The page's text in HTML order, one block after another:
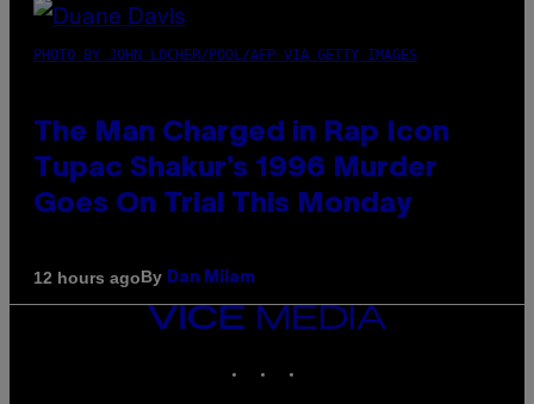
PHOTO BY JOHN LOCHER/POOL/AFP VIA GETTY IMAGES
The Man Charged in Rap Icon
Tupac Shakur’s 1996 Murder
Goes On Trial This Monday
12 hours agoBy Dan Milam
VICE